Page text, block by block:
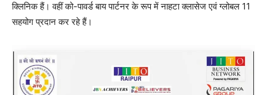
क्लिनिक हैं। वहीं को-पावर्ड बाय पार्टनर के रूप में नाहटा क्लासेज एवं ग्लोबल 11
सहयोग प्रदान कर रहे हैं।